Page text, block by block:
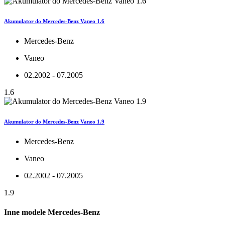
Akumulator do Mercedes-Benz Vaneo 1.6
Mercedes-Benz
Vaneo
02.2002 - 07.2005
1.6
Akumulator do Mercedes-Benz Vaneo 1.9
Mercedes-Benz
Vaneo
02.2002 - 07.2005
1.9
Inne modele Mercedes-Benz